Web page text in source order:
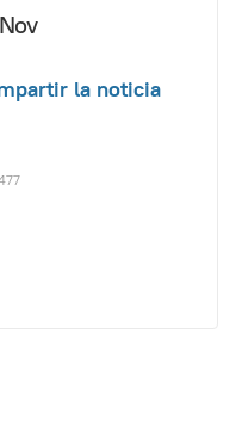
la noticia